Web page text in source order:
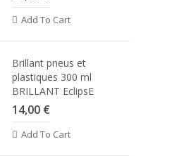
Add To Cart
Brillant pneus et
plastiques 300 ml
BRILLANT EclipsE
14,00 €
Add To Cart